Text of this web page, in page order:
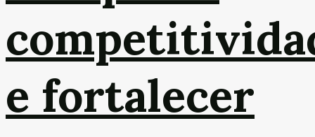
e fortalecer